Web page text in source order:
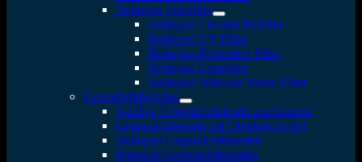
Heliopan Fotofilter
Heliopan Circular Polfilter
Heliopan UV-Filter
Heliopan-Protection Filter
Heliopan Graufilter
Heliopan Schwarz-Weiss-Filter
Gegenlichtblenden
3-teilige Gegenlichtblende aus Gummi
Gegenlichtblende mit Objektivdeckel
Heliopan Gegenlichtblenden
Bajonett Gegenlichtblenden